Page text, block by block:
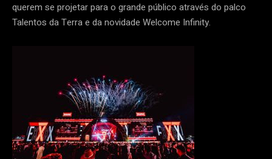
querem se projetar para o grande público através do palco
Talentos da Terra e da novidade Welcome Infinity.